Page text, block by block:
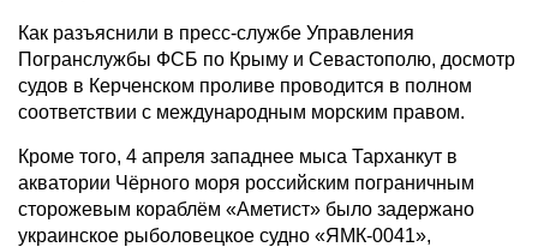
Как разъяснили в пресс-службе Управления
Погранслужбы ФСБ по Крыму и Севастополю, досмотр
судов в Керченском проливе проводится в полном
соответствии с международным морским правом.
Кроме того, 4 апреля западнее мыса Тарханкут в
акватории Чёрного моря российским пограничным
сторожевым кораблём «Аметист» было задержано
украинское рыболовецкое судно «ЯМК-0041»,